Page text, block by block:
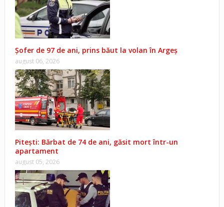
Șofer de 97 de ani, prins băut la volan în Argeș
august 06, 2026
Pitești: Bărbat de 74 de ani, găsit mort într-un
apartament
august 05, 2026